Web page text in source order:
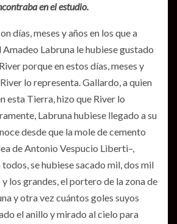
en el estudio.
días, meses y años en los que a
Amadeo Labruna le hubiese gustado
porque en estos días, meses y
lo representa. Gallardo, a quien
esta Tierra, hizo que River lo
Labruna hubiese llegado a su
desde que la mole de cemento
de Antonio Vespucio Liberti–,
se hubiese sacado mil, dos mil
los grandes, el portero de la zona de
y otra vez cuántos goles suyos
el anillo y mirado al cielo para